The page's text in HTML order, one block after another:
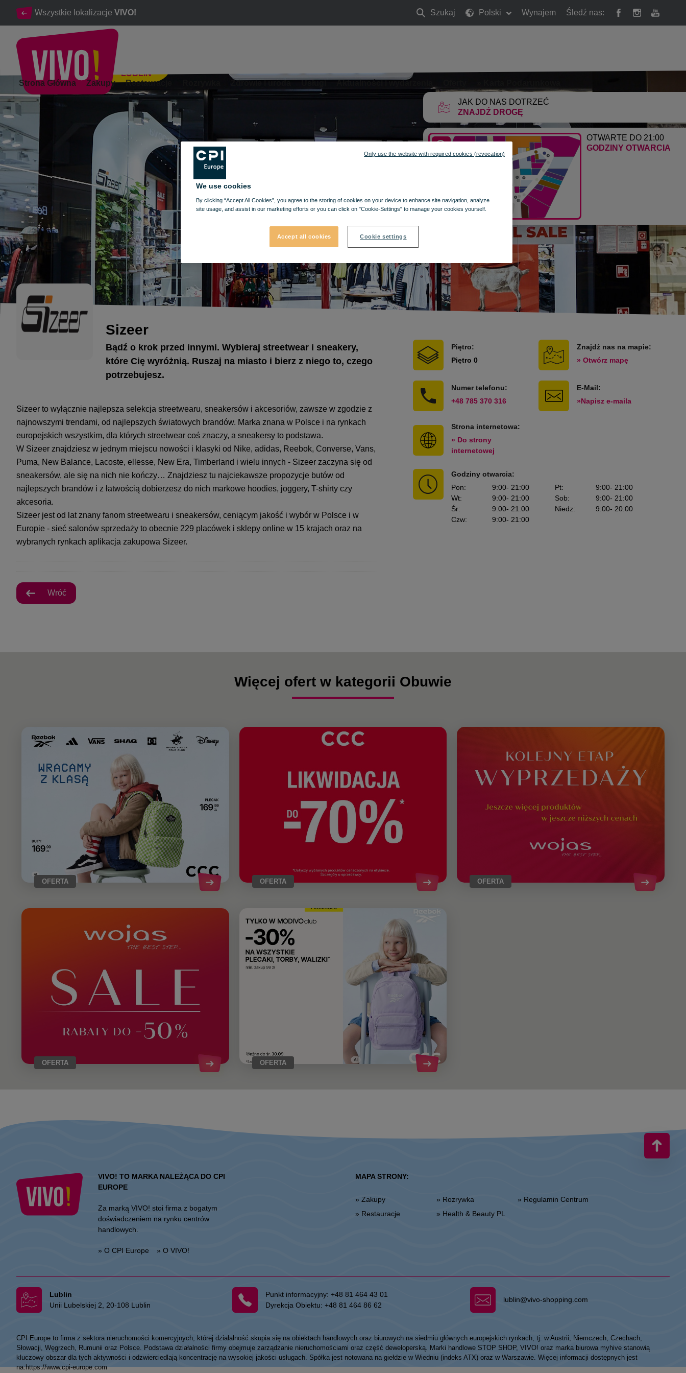
Wszystkie lokalizacje VIVO! Szukaj
Szukaj
Polski Wynajem Śledź nas:
JAK DO NAS DOTRZEĆ
ZNAJDŹ DROGĘ
OTWARTE DO 21:00
GODZINY OTWARCIA
Lublin
LUBLIN
Strona Główna Zakupy Restauracje Zdrowie i uroda
Najlepszy streetwear od kultowych i lubianych brandów.
Sizeer
Bądź o krok przed innymi. Wybieraj streetwear i sneakery,
które Cię wyróżnią. Ruszaj na miasto i bierz z niego to, czego
potrzebujesz.
Sizeer to wyłącznie najlepsza selekcja streetwearu, sneakersów i akcesoriów, zawsze w zgodzie z
najnowszymi trendami, od najlepszych światowych brandów. Marka znana w Polsce i na rynkach
europejskich wszystkim, dla których streetwear coś znaczy, a sneakersy to podstawa.
W Sizeer znajdziesz w jednym miejscu nowości i klasyki od Nike, adidas, Reebok, Converse, Vans,
Puma, New Balance, Lacoste, ellesse, New Era, Timberland i wielu innych - Sizeer zaczyna się od
sneakersów, ale się na nich nie kończy… Znajdziesz tu najciekawsze propozycje butów od
najlepszych brandów i z łatwością dobierzesz do nich markowe hoodies, joggery, T-shirty czy
akcesoria.
Sizeer jest od lat znany fanom streetwearu i sneakersów, ceniącym jakość i wybór w Polsce i w
Europie - sieć salonów sprzedaży to obecnie 229 placówek i sklepy online w 15 krajach oraz na
wybranych rynkach aplikacja zakupowa Sizeer.
Wróć
Piętro:
Piętro 0
Znajdź nas na mapie:
» Otwórz mapę
Numer telefonu:
+48 785 370 316
E-Mail:
»Napisz e-maila
Strona internetowa:
» Do strony
internetowej
Godziny otwarcia:
Pon: 9:00- 21:00
Wt: 9:00- 21:00
Śr: 9:00- 21:00
Czw: 9:00- 21:00
Pt: 9:00- 21:00
Sob: 9:00- 21:00
Niedz: 9:00- 20:00
Więcej ofert w kategorii Obuwie
OFERTA OFERTA OFERTA
OFERTA OFERTA
VIVO! TO MARKA NALEŻĄCA DO CPI
EUROPE
Za marką VIVO! stoi firma z bogatym
doświadczeniem na rynku centrów
handlowych.
» O CPI Europe » O VIVO!
MAPA STRONY:
» Zakupy
» Restauracje
» Rozrywka
» Health & Beauty PL
» Regulamin Centrum
Lublin
Unii Lubelskiej 2, 20-108 Lublin
Punkt informacyjny:+48 81 464 43 01
Dyrekcja Obiektu:+48 81 464 86 62
lublin@vivo-shopping.com
CPI Europe to firma z sektora nieruchomości komercyjnych, której działalność skupia się na obiektach handlowych oraz biurowych na siedmiu głównych europejskich rynkach, tj. w Austrii, Niemczech, Czechach,
Słowacji, Węgrzech, Rumunii oraz Polsce. Podstawa działalności firmy obejmuje zarządzanie nieruchomościami oraz część deweloperską. Marki handlowe STOP SHOP, VIVO! oraz marka biurowa myhive stanowią
kluczowy obszar dla tych aktywności i odzwierciedlają koncentrację na wysokiej jakości usługach. Spółka jest notowana na giełdzie w Wiedniu (indeks ATX) oraz w Warszawie. Więcej informacji dostępnych jest
na:https://www.cpi-europe.com
We use cookies
By clicking “Accept All Cookies”, you agree to the storing of cookies on your device to enhance site navigation, analyze
site usage, and assist in our marketing efforts or you can click on "Cookie-Settings" to manage your cookies yourself.
Accept all cookies Cookie settings
Only use the website with required cookies (revocation)